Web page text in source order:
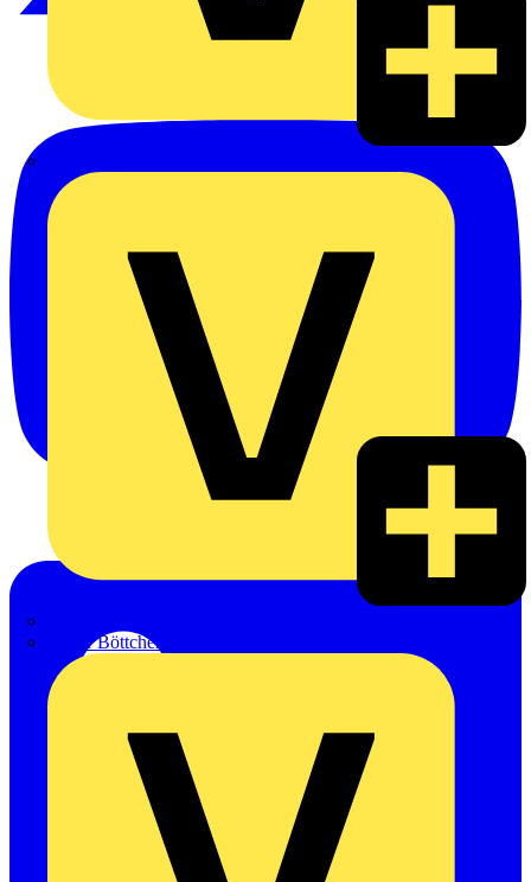
Oskar Böttcher GmbH & Co. KG